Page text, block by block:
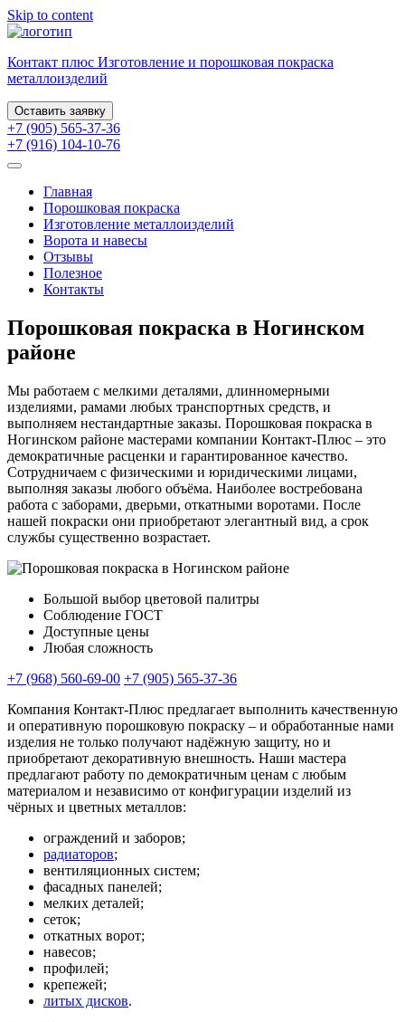
Skip to content
Контакт плюс Изготовление и порошковая покраска
металлоизделий
Оставить заявку
+7 (905) 565-37-36
+7 (916) 104-10-76
Главная
Порошковая покраска
Изготовление металлоизделий
Ворота и навесы
Отзывы
Полезное
Контакты
Порошковая покраска в Ногинском
районе
Мы работаем с мелкими деталями, длинномерными
изделиями, рамами любых транспортных средств, и
выполняем нестандартные заказы. Порошковая покраска в
Ногинском районе мастерами компании Контакт-Плюс – это
демократичные расценки и гарантированное качество.
Сотрудничаем с физическими и юридическими лицами,
выполняя заказы любого объёма. Наиболее востребована
работа с заборами, дверьми, откатными воротами. После
нашей покраски они приобретают элегантный вид, а срок
службы существенно возрастает.
Большой выбор цветовой палитры
Соблюдение ГОСТ
Доступные цены
Любая сложность
+7 (968) 560-69-00 +7 (905) 565-37-36
Компания Контакт-Плюс предлагает выполнить качественную
и оперативную порошковую покраску – и обработанные нами
изделия не только получают надёжную защиту, но и
приобретают декоративную внешность. Наши мастера
предлагают работу по демократичным ценам с любым
материалом и независимо от конфигурации изделий из
чёрных и цветных металлов:
ограждений и заборов;
радиаторов;
вентиляционных систем;
фасадных панелей;
мелких деталей;
сеток;
откатных ворот;
навесов;
профилей;
крепежей;
литых дисков.